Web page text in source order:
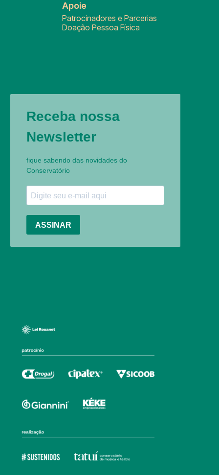
Apoie
Patrocinadores e Parcerias
Doação Pessoa Física